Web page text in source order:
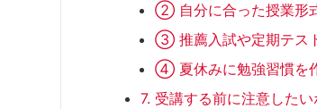
② 自分に合った授業形
③ 推薦入試や定期テス
④ 夏休みに勉強習慣を
7. 受講する前に注意したい